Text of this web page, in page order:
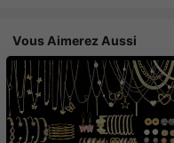
Vous Aimerez Aussi